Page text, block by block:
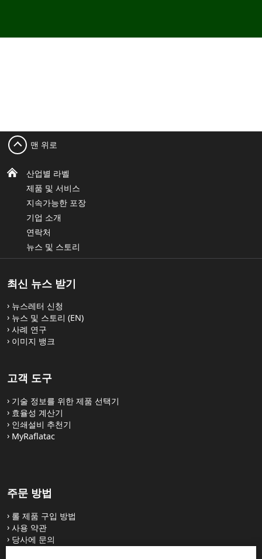
산업별 라벨
제품 및 서비스
지속가능한 포장
기업 소개
연락처
뉴스 및 스토리
맨 위로
최신 뉴스 받기
뉴스레터 신청
뉴스 및 스토리 (EN)
사례 연구
이미지 뱅크
고객 도구
기술 정보를 위한 제품 선택기
효율성 계산기
인쇄설비 추천기
MyRaflatac
주문 방법
롤 제품 구입 방법
사용 약관
당사에 문의